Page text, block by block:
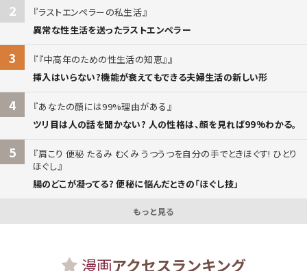
2
ラストエンペラーの私生活
異常な性生活を送ったラストエンペラー
3
『中高年のための性生活の知恵』
挿入はいらない?機能が衰えてもできる夫婦生活の新しい形
4
あなたの顔には99%理由がある
ツリ目は人の話を聞かない? 人の性格は、顔を見れば99%わかる。
5
肩こり 便秘 たるみ むくみ うつうつを自分の手でときほぐす! ひとり
ほぐし
腸のどこが凝ってる? 便秘に悩んだときの「ほぐし技」
もっと見る
漫画アクセスランキング